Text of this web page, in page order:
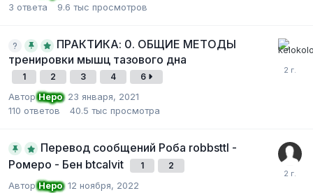
3 ответа 9.6 тыс просмотров
ПРАКТИКА: 0. ОБЩИЕ МЕТОДЫ
тренировки мышц тазового дна
1 2 3 4 6
АвторНеро, 23 января, 2021
110 ответов 40.5 тыс просмотра
Перевод сообщений Роба robbsttl -
Ромеро - Бен btcalvit
1 2
АвторНеро,12 ноября, 2022